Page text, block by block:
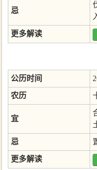
忌
更多解读
公历时间
农历
宜
忌
更多解读